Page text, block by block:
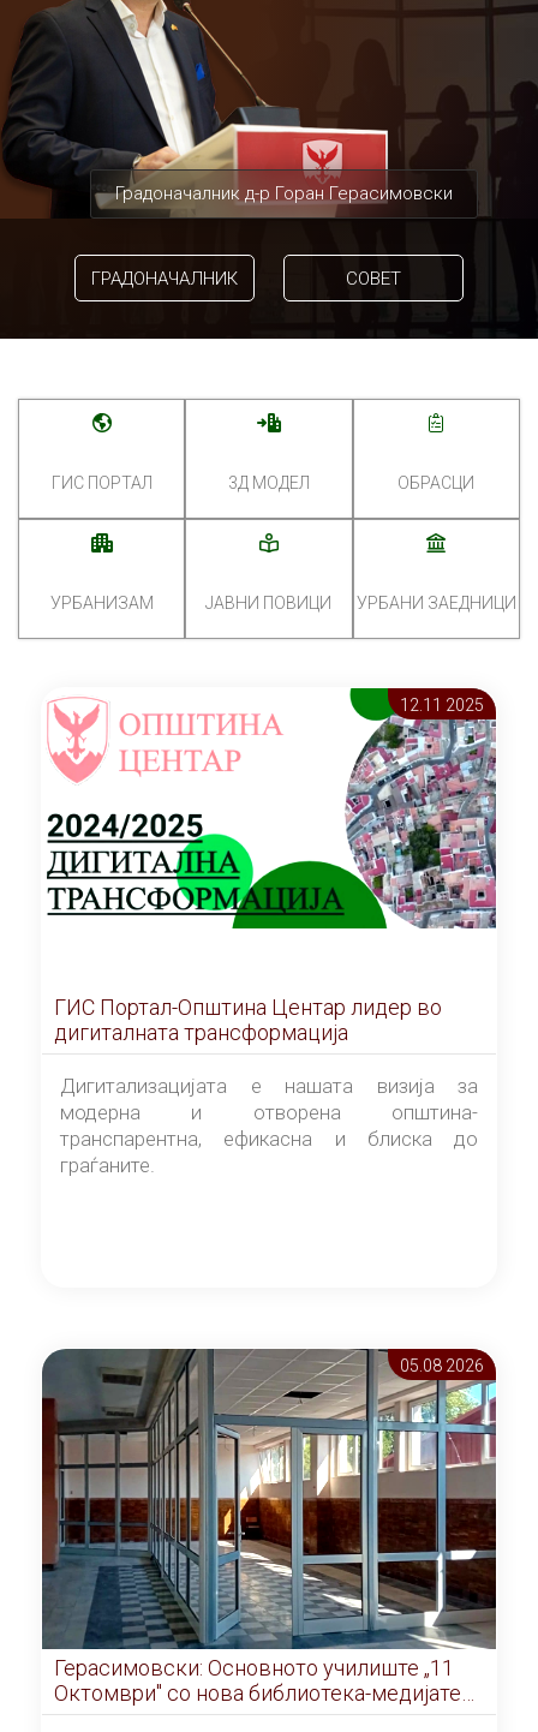
Градоначалник д-р Горан Герасимовски
ГРАДОНАЧАЛНИК СОВЕТ
ГИС ПОРТАЛ 3Д МОДЕЛ ОБРАСЦИ
УРБАНИЗАМ ЈАВНИ ПОВИЦИ УРБАНИ ЗАЕДНИЦИ
12.11 2025
ГИС Портал-Општина Центар лидер во
дигиталната трансформација
Дигитализацијата е нашата визија за
модерна и отворена општина-
транспарентна, ефикасна и блиска до
граѓаните.
05.08 2026
Герасимовски: Основното училиште „11
Октомври" со нова библиотека-медијатека
од септември